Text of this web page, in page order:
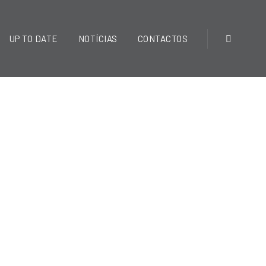
UP TO DATE NOTÍCIAS CONTACTOS